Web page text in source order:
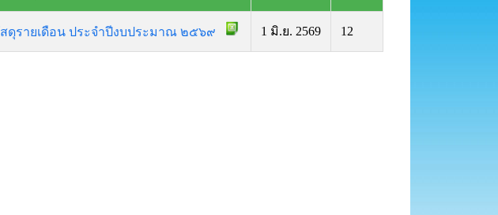
ดุรายเดือน ประจำปีงบประมาณ ๒๕๖๙ 1 มิ.ย. 2569 12